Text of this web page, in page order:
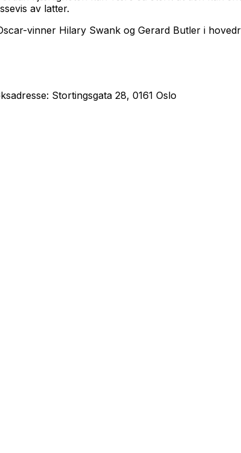
av latter.
vinner Hilary Swank og Gerard Butler i
Stortingsgata 28, 0161 Oslo